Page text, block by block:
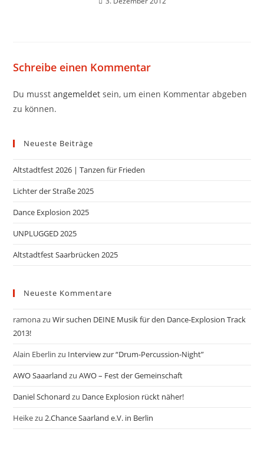
Schreibe einen Kommentar
Du musstangemeldet sein, um einen Kommentar abgeben
zu können.
Neueste Beiträge
Altstadtfest 2026 | Tanzen für Frieden
Lichter der Straße 2025
Dance Explosion 2025
UNPLUGGED 2025
Altstadtfest Saarbrücken 2025
Neueste Kommentare
ramonazuWir suchen DEINE Musik für den Dance-Explosion Track
2013!
Alain Eberlin zu Interview zur “Drum-Percussion-Night”
AWO Saaarland zuAWO – Fest der Gemeinschaft
Daniel Schonard zu Dance Explosion rückt näher!
Heikezu2.Chance Saarland e.V. in Berlin